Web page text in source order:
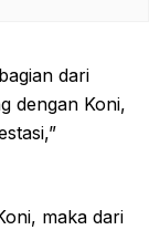
dari
dengan Koni,
maka dari